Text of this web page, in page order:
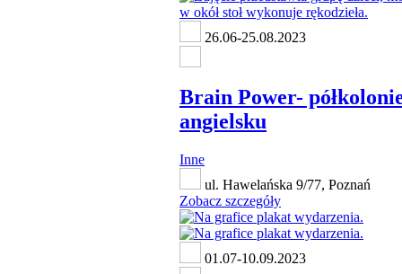
26.06-25.08.2023
Brain Power-
angielsku
Inne
ul. Hawelańska 9/77, Poznań
Zobacz szczegóły
01.07-10.09.2023